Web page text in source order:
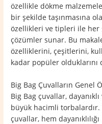
özellikle dökme
bir şekilde taşınmasına
özellikleri ve tipleri ile her
çözümler sunar. Bu
özelliklerini, çeşitlerini,
kadar popüler olduklarını
Big Bag Çuvalların Genel
Big Bag çuvallar,
büyük hacimli
çuvallar, hem